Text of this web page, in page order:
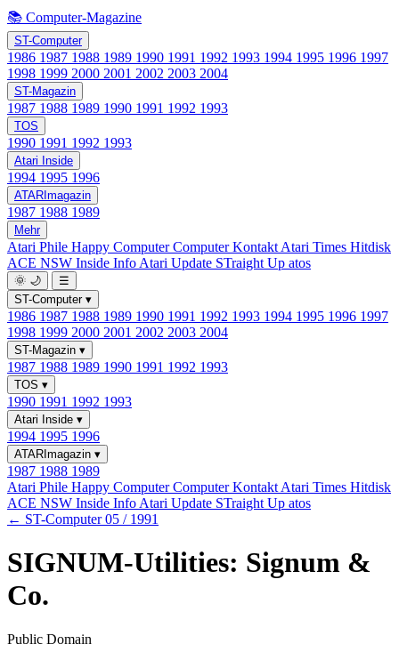
📚 Computer-Magazine
ST-Computer
1986 1987 1988 1989 1990 1991 1992 1993 1994 1995 1996 1997
1998 1999 2000 2001 2002 2003 2004
ST-Magazin
1987 1988 1989 1990 1991 1992 1993
TOS
1990 1991 1992 1993
Atari Inside
1994 1995 1996
ATARImagazin
1987 1988 1989
Mehr
Atari Phile Happy ComputerComputer Kontakt Atari Times Hitdisk
ACE NSW Inside Info Atari Update STraight Up atos
🌞 🌙
☰
ST-Computer ▾
1986 1987 1988 1989 1990 1991 1992 1993 1994 1995 1996 1997
1998 1999 2000 2001 2002 2003 2004
ST-Magazin ▾
1987 1988 1989 1990 1991 1992 1993
TOS ▾
1990 1991 1992 1993
Atari Inside ▾
1994 1995 1996
ATARImagazin ▾
1987 1988 1989
Atari Phile Happy ComputerComputer Kontakt Atari Times Hitdisk
ACE NSW Inside Info Atari Update STraight Up atos
← ST-Computer 05 / 1991
SIGNUM-Utilities: Signum &
Co.
Public Domain